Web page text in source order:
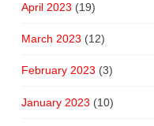
April 2023 (19)
March 2023 (12)
February 2023 (3)
January 2023 (10)